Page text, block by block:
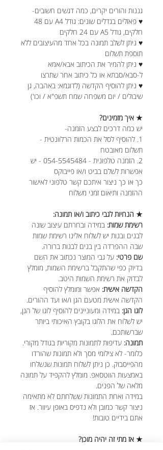
גננות והורים יקרים, כמה דגשים חשובים-
♥ פאזלים בגדלים שונים: גודל A4 עם 48
חלקים, גודל A5 עם 24 חלקים
♥ ניתן לשלב תמונה בכל אחד מהעיצובים ללא
תוספת תשלום
♥ ניתן להמיר את הכיתוב אבא/אמא
ל-סבא/סבתא או כל כיתוב אחר שתרצו
♥ ניתן להוסיף הקדשה (לדוגמא: באהבה, גן
שיבולים / יום משפחה שמח תשפ"א / וכו')
★ איך מזמינים?
יש כמה דרכים לבצע הזמנה-
1. להוסיף לסל את הכמות הרלוונטית -
תשלום מאובטח
2. הזמנה טלפונית - 054-5545484 - יש
אפשרות לשלם בביט ו/או פייבוקס
כך או כך ניצור איתכם קשר טלפוני לאישור
ההזמנה ותיאום זמני משלוח
★ הנחיות לגבי כיתוב ו/או תמונה:
רשימת שמות: במידה ובחרתם עיצוב שונה
לבנים ובנות יש לשלוח אלינו רשימת שמות
שבה ההפרדה בין בנים לבנות ברורה.
שם פרטי: על גבי המוצר נכתוב את השם
בדיוק כפי שהתקבל ברשימת השמות, מומלץ
לבדוק את רשימת השמות היטב.
הקדשה אישית: אפשר ומומלץ להוסיף
הקדשה אישית מטעם הגן ו/או ועד ההורים.
לוגו הגן: במידה ומעוניינים להוסיף לוגו של הגן,
יש לשלוח את הלוגו בקובץ האיכותי ביותר
שברשותכם.
תמונה: עדיפות לתמונות מקוריות בגודל מקורי.
כלומר- לא צילומי מסך ולא תמונות שהורדו
מהפייסבוק. כן ניתן לשלוח תמונות שנשלחו
באמצעות הווטסאפ. מומלץ להקפיד על תמונה
מלאה של הפנים.
במידה ואחת התמונות ששלחתם לא מתאימה
ניצור קשר כמובן ולא נדפיס באופן עיוור. אז
אתם בידיים טובות!
★ אז מתי זה יהיה מוכן?